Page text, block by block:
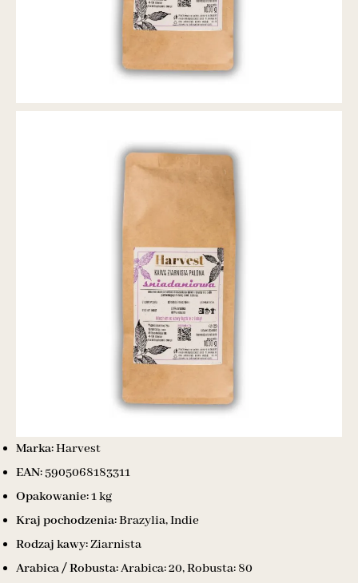
Marka:Harvest
EAN:5905068183311
Opakowanie:1 kg
Kraj pochodzenia:Brazylia, Indie
Rodzaj kawy:Ziarnista
Arabica / Robusta:Arabica: 20, Robusta: 80